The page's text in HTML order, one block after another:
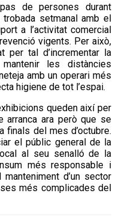
de persones durant
setmanal amb el
a l’activitat comercial
vigents. Per això,
per tal d’incrementar la
les distàncies
amb un operari més
higiene de tot l’espai.
queden així per
arranca ara però que se
del mes d’octubre.
el públic general de la
al seu senalló de la
més responsable i
d’un sector
més complicades del